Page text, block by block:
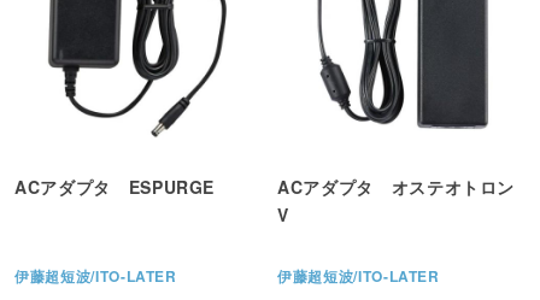
ACアダプタ ESPURGE
伊藤超短波/ITO-LATER
ACアダプタ オステオトロン
V
伊藤超短波/ITO-LATER